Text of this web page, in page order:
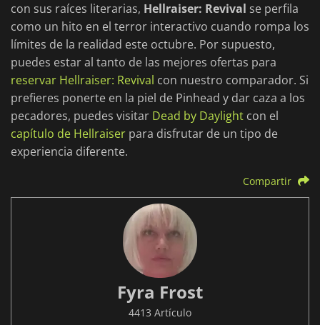
con sus raíces literarias, Hellraiser: Revival se perfila
como un hito en el terror interactivo cuando rompa los
límites de la realidad este octubre. Por supuesto,
puedes estar al tanto de las mejores ofertas para
reservar Hellraiser: Revival con nuestro comparador. Si
prefieres ponerte en la piel de Pinhead y dar caza a los
pecadores, puedes visitar Dead by Daylight con el
capítulo de Hellraiser para disfrutar de un tipo de
experiencia diferente.
Compartir
Fyra Frost
4413 Artículo